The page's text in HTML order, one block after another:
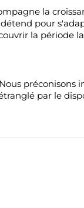
la
pour
la période
préconisons
par le